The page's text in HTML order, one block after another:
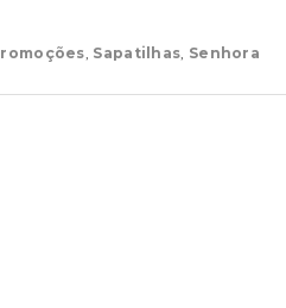
, Sapatilhas, Senhora